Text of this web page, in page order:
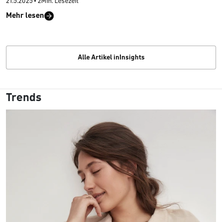
Welche passt zu deinem Stil und deinem Bedürfnis nach
Komfort? Wir zeigen dir die beliebtesten Unterwäsche-Arten
Mehr lesen
Alle Artikel inInsights
Trends